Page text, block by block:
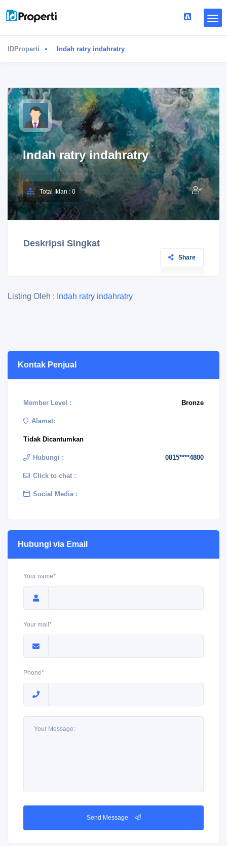
IDProperti Indah ratry indahratry
Indah ratry indahratry
Total Iklan : 0
Deskripsi Singkat
Share
Listing Oleh : Indah ratry indahratry
Kontak Penjual
Member Level : Bronze
Alamat:
Tidak Dicantumkan
Hubungi : 0815****4800
Click to chat :
Social Media :
Hubungi via Email
Your name*
Your mail*
Phone*
Send Message